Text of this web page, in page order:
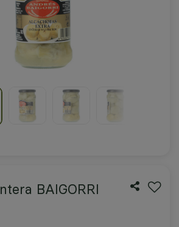
BAIGORRI